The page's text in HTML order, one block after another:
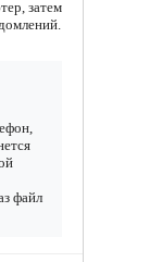
затем
файл